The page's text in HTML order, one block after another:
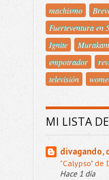
machismo
Fuerteventura en
Ignite
empotrador
televisión
MI LISTA
divagando,
"Calypso" de
Hace 1 día